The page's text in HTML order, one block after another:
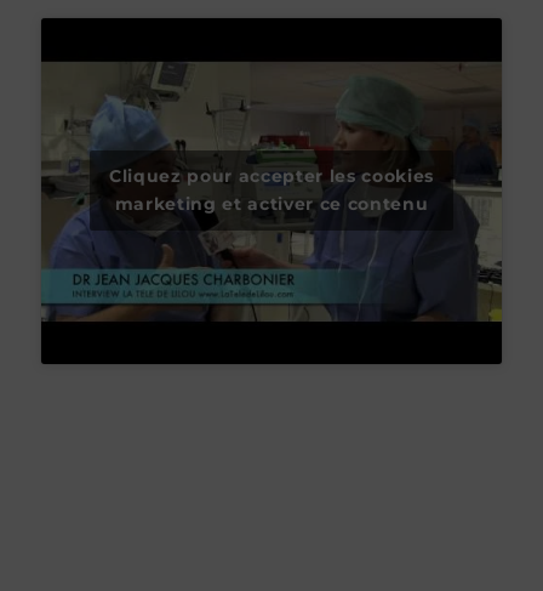
Cliquez pour accepter les cookies
marketing et activer ce contenu